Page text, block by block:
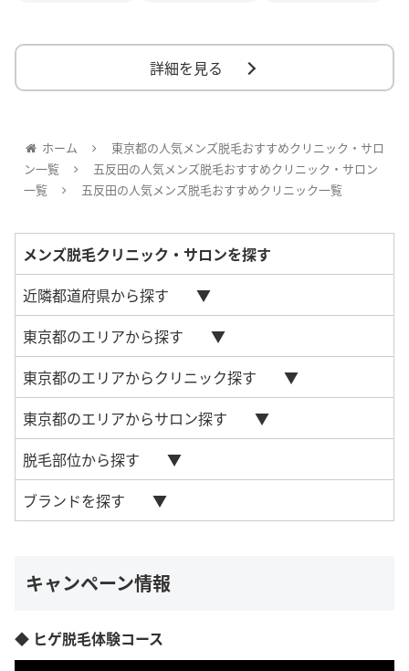
詳細を見る
ホーム
東京都の人気メンズ脱毛おすすめクリニック・サロ
ン一覧
五反田の人気メンズ脱毛おすすめクリニック・サロン
一覧
五反田の人気メンズ脱毛おすすめクリニック一覧
メンズ脱毛クリニック・サロンを探す
近隣都道府県から探す
東京都のエリアから探す
東京都のエリアからクリニック探す
東京都のエリアからサロン探す
脱毛部位から探す
ブランドを探す
キャンペーン情報
◆ ヒゲ脱毛体験コース